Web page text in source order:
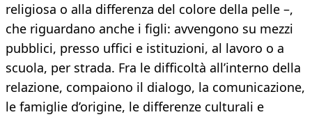
religiosa o alla differenza del colore della pelle –,
che riguardano anche i figli: avvengono su mezzi
pubblici, presso uffici e istituzioni, al lavoro o a
scuola, per strada. Fra le difficoltà all’interno della
relazione, compaiono il dialogo, la comunicazione,
le famiglie d’origine, le differenze culturali e